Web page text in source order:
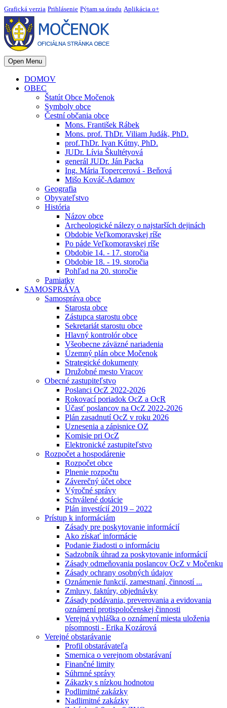
Grafická verzia Prihlásenie Pýtam sa úradu Aplikácia o+
Open Menu
DOMOV
OBEC
Štatút Obce Močenok
Symboly obce
Čestní občania obce
Mons. František Rábek
Mons. prof. ThDr. Viliam Judák, PhD.
prof.ThDr. Ivan Kútny, PhD.
JUDr. Lívia Škultétyová
generál JUDr. Ján Packa
Ing. Mária Topercerová - Beňová
Mišo Kováč-Adamov
Geografia
Obyvateľstvo
História
Názov obce
Archeologické nálezy o najstarších dejinách
Obdobie Veľkomoravskej ríše
Po páde Veľkomoravskej ríše
Obdobie 14. - 17. storočia
Obdobie 18. - 19. storočia
Pohľad na 20. storočie
Pamiatky
SAMOSPRÁVA
Samospráva obce
Starosta obce
Zástupca starostu obce
Sekretariát starostu obce
Hlavný kontrolór obce
Všeobecne záväzné nariadenia
Územný plán obce Močenok
Strategické dokumenty
Družobné mesto Vracov
Obecné zastupiteľstvo
Poslanci OcZ 2022-2026
Rokovací poriadok OcZ a OcR
Účasť poslancov na OcZ 2022-2026
Plán zasadnutí OcZ v roku 2026
Uznesenia a zápisnice OZ
Komisie pri OcZ
Elektronické zastupiteľstvo
Rozpočet a hospodárenie
Rozpočet obce
Plnenie rozpočtu
Záverečný účet obce
Výročné správy
Schválené dotácie
Plán investícií 2019 – 2022
Prístup k informáciám
Zásady pre poskytovanie informácií
Ako získať informácie
Podanie žiadosti o informáciu
Sadzobník úhrad za poskytovanie informácií
Zásady odmeňovania poslancov OcZ v Močenku
Zásady ochrany osobných údajov
Oznámenie funkcií, zamestnaní, činností ...
Zmluvy, faktúry, objednávky
Zásady podávania, preverovania a evidovania
oznámení protispoločenskej činnosti
Verejná vyhláška o oznámení miesta uloženia
písomnosti - Erika Kozárová
Verejné obstarávanie
Profil obstarávateľa
Smernica o verejnom obstarávaní
Finančné limity
Súhrnné správy
Zákazky s nízkou hodnotou
Podlimitné zakázky
Nadlimitné zakázky